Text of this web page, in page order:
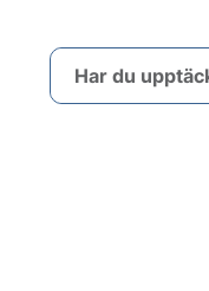
Har du